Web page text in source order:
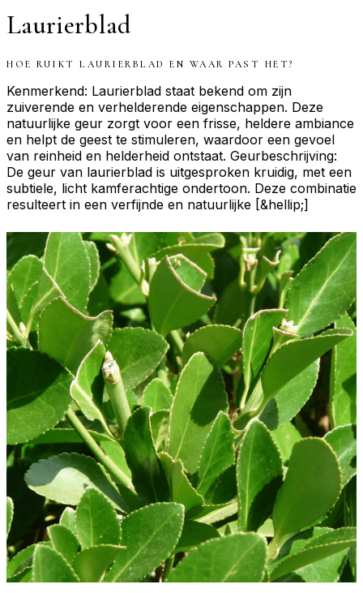
Laurierblad
HOE RUIKT LAURIERBLAD EN WAAR PAST HET?
Kenmerkend: Laurierblad staat bekend om zijn
zuiverende en verhelderende eigenschappen. Deze
natuurlijke geur zorgt voor een frisse, heldere ambiance
en helpt de geest te stimuleren, waardoor een gevoel
van reinheid en helderheid ontstaat. Geurbeschrijving:
De geur van laurierblad is uitgesproken kruidig, met een
subtiele, licht kamferachtige ondertoon. Deze combinatie
resulteert in een verfijnde en natuurlijke [&hellip;]